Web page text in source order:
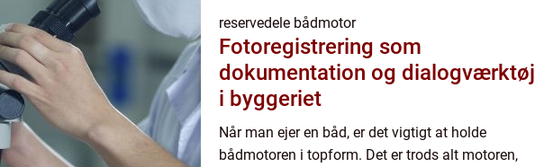
reservedele bådmotor
Fotoregistrering som
dokumentation og dialogværktøj
i byggeriet
Når man ejer en båd, er det vigtigt at holde
bådmotoren i topform. Det er trods alt motoren,